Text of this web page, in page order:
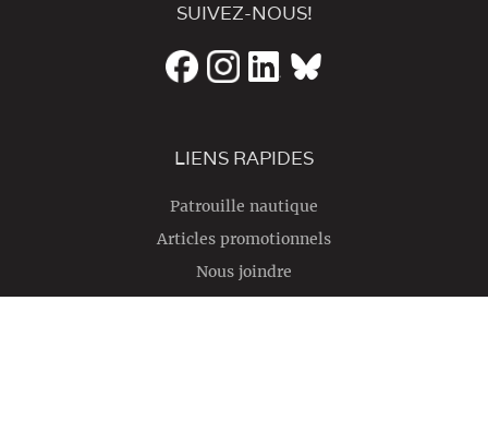
SUIVEZ-NOUS!
LIENS RAPIDES
Patrouille nautique
Articles promotionnels
Nous joindre